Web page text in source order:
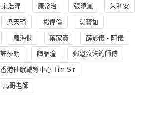
宋浩暉 康常治 張曉嵐 朱利安
梁天琦 楊偉倫 湯寳如
羅海憫 葉家寶 薛影儀 - 阿儀
許莎朗 譚雁瞳 鄭遨汶法筠師傅
香港催眠輔導中心 Tim Sir
馬哥老師